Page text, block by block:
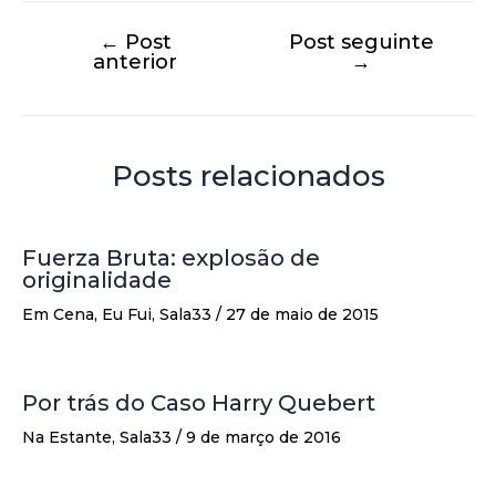
← Post
anterior
Post seguinte
→
Posts relacionados
Fuerza Bruta: explosão de
originalidade
Em Cena, Eu Fui, Sala33 / 27 de maio de 2015
Por trás do Caso Harry Quebert
Na Estante, Sala33 / 9 de março de 2016